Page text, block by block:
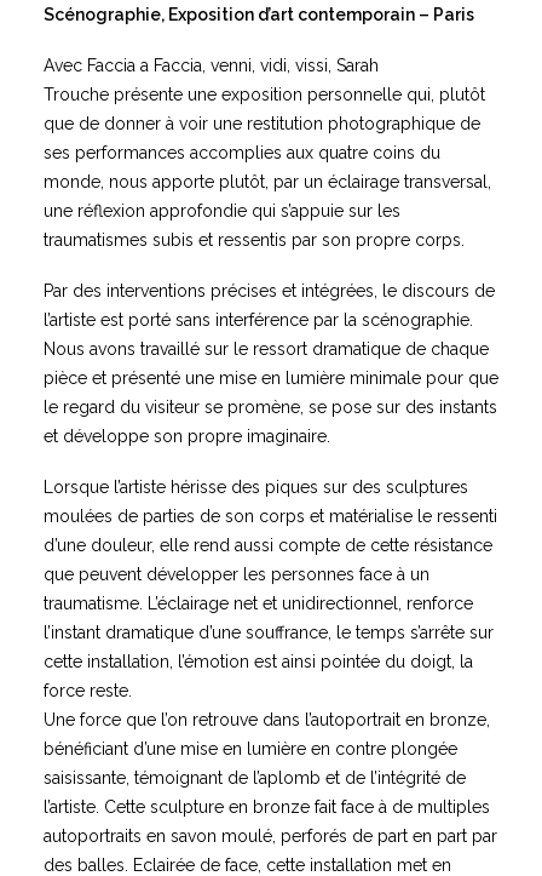
Scénographie, Exposition d’art contemporain – Paris
Avec Faccia a Faccia, venni, vidi, vissi, Sarah
Trouche présente une exposition personnelle qui, plutôt
que de donner à voir une restitution photographique de
ses performances accomplies aux quatre coins du
monde, nous apporte plutôt, par un éclairage transversal,
une réflexion approfondie qui s’appuie sur les
traumatismes subis et ressentis par son propre corps.
Par des interventions précises et intégrées, le discours de
l’artiste est porté sans interférence par la scénographie.
Nous avons travaillé sur le ressort dramatique de chaque
pièce et présenté une mise en lumière minimale pour que
le regard du visiteur se promène, se pose sur des instants
et développe son propre imaginaire.
Lorsque l’artiste hérisse des piques sur des sculptures
moulées de parties de son corps et matérialise le ressenti
d’une douleur, elle rend aussi compte de cette résistance
que peuvent développer les personnes face à un
traumatisme. L’éclairage net et unidirectionnel, renforce
l’instant dramatique d’une souffrance, le temps s’arrête sur
cette installation, l’émotion est ainsi pointée du doigt, la
force reste.
Une force que l’on retrouve dans l’autoportrait en bronze,
bénéficiant d’une mise en lumière en contre plongée
saisissante, témoignant de l’aplomb et de l’intégrité de
l’artiste. Cette sculpture en bronze fait face à de multiples
autoportraits en savon moulé, perforés de part en part par
des balles. Eclairée de face, cette installation met en